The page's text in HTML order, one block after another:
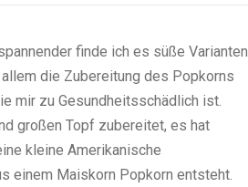
finde ich es süße Varianten
die Zubereitung des Popkorns
mir zu Gesundheitsschädlich ist.
großen Topf zubereitet, es hat
kleine Amerikanische
einem Maiskorn Popkorn entsteht.